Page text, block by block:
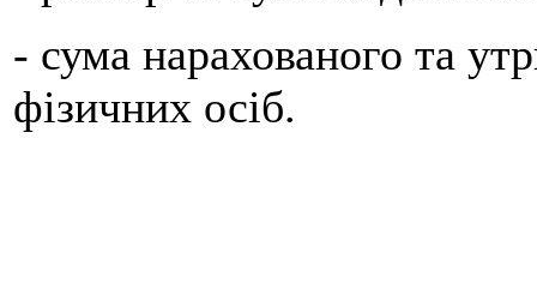
- сума нарахованого та
фізичних осіб.